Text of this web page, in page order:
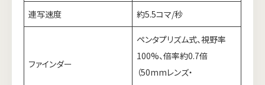
連写速度 約5.5コマ/秒
ファインダー
ペンタプリズム式、視野率
100%、倍率約0.7倍
（50mmレンズ・